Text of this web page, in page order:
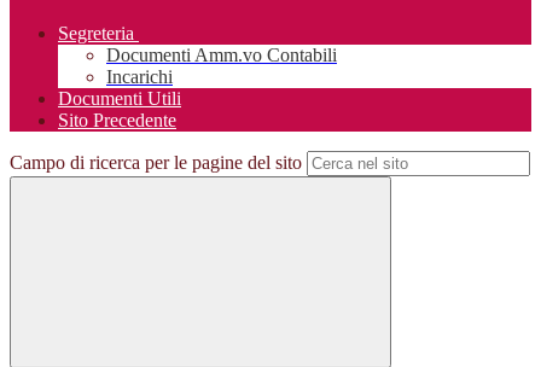
Segreteria
Documenti Amm.vo Contabili
Incarichi
Documenti Utili
Sito Precedente
Campo di ricerca per le pagine del sito